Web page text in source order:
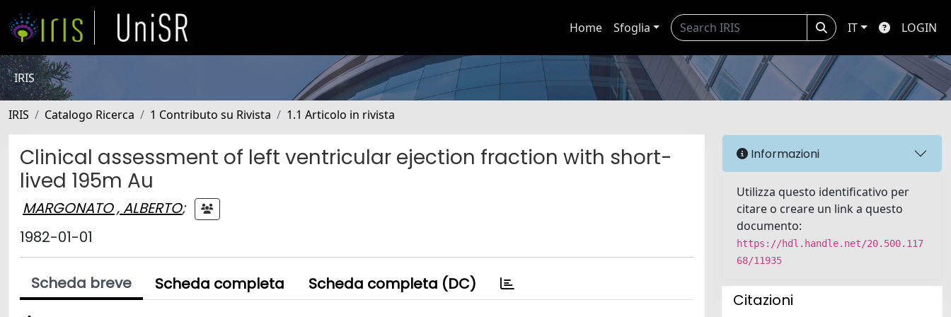
Home Sfoglia IT LOGIN
IRIS
IRIS Catalogo Ricerca 1 Contributo su Rivista 1.1 Articolo in rivista
Clinical assessment of left ventricular ejection fraction with short-
lived 195m Au
MARGONATO , ALBERTO;
1982-01-01
Scheda breve Scheda completa Scheda completa (DC)
Informazioni
Utilizza questo identificativo per
citare o creare un link a questo
documento:
https://hdl.handle.net/20.500.117
68/11935
Citazioni